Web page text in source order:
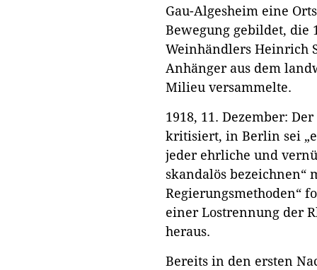
Gau-Algesheim eine
Bewegung gebildet, die
Weinhändlers Heinrich
Anhänger aus dem
Milieu versammelte.
1918, 11. Dezember:
kritisiert, in Berlin sei
jeder ehrliche und
skandalös bezeichnen“
Regierungsmethoden“
einer Lostrennung der
heraus.
Bereits in den ersten